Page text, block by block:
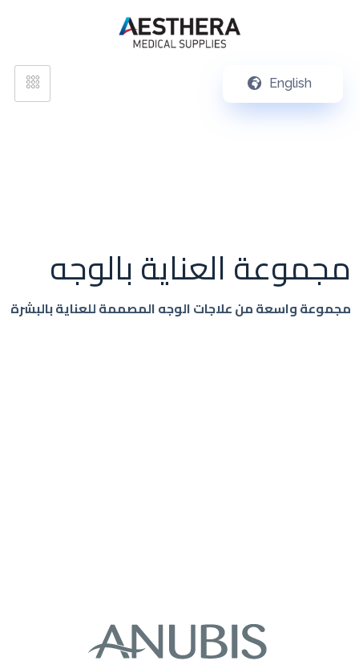
English
مجموعة العناية بالوجه
مجموعة واسعة من علاجات الوجه المصممة للعناية بالبشرة